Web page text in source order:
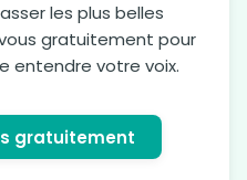
les plus belles
gratuitement pour
entendre votre voix.
gratuitement